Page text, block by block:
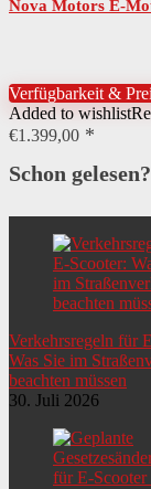
Anzahl Räder
Typ Akku
Eigenschaften
Reichweite Akku
Ladezyklen Akku
Details Akku
Nova Motors E-
Verfügbarkeit &
Added to wishlist
€1.399,00
Schon gelesen?
Verkehrsregeln für
Was Sie im
beachten müssen
30. Juli 2026